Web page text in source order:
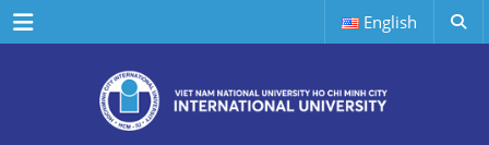
Menu English